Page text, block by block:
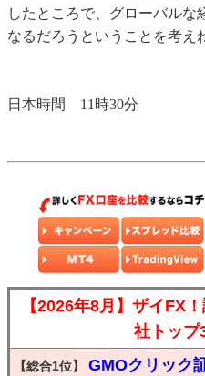
したところで、グローバルな
なるだろうということを考え
日本時間 11時30分
【2026年8月】ザイFX
社トップ
【総合1位】 GMOクリック